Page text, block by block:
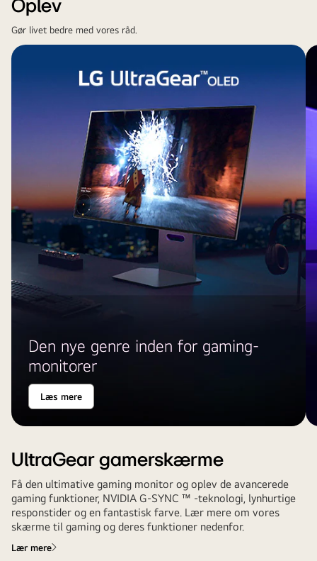
Oplev
Gør livet bedre med vores råd.
Den nye genre inden for gaming-
monitorer
Læs mere
UltraGear gamerskærme
Få den ultimative gaming monitor og oplev de avancerede
gaming funktioner, NVIDIA G-SYNC ™ -teknologi, lynhurtige
responstider og en fantastisk farve. Lær mere om vores
skærme til gaming og deres funktioner nedenfor.
Lær mere